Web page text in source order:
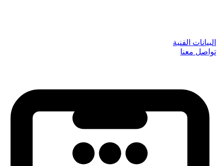
البيانات الفنية
تواصل معنا